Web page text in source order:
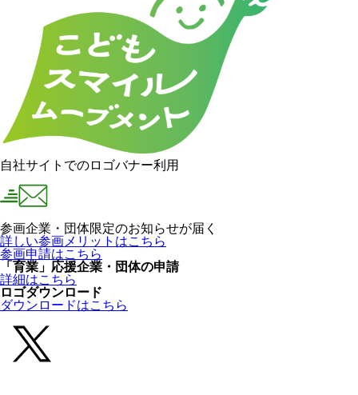
自社サイトでのロゴバナー利用
参画企業・団体限定のお知らせが届く
詳しい参画メリットはこちら
参画申請はこちら
「育業」応援企業・団体の申請
詳細はこちら
ロゴダウンロード
ダウンロードはこちら